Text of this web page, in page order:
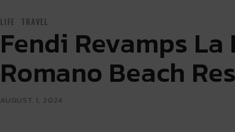
LIFE TRAVEL
Fendi Revamps
Romano Beach
AUGUST 1, 2024